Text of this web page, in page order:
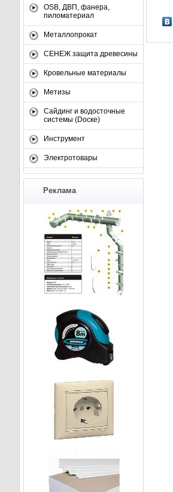
OSB, ДВП, фанера,
пиломатериал
Металлопрокат
СЕНЕЖ защита древесины
Кровельные материалы
Метизы
Сайдинг и водосточные
системы (Dоске)
Инструмент
Электротовары
Реклама